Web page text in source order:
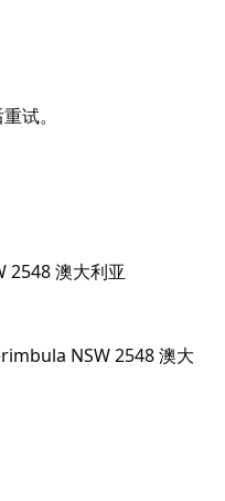
试。
澳大利亚